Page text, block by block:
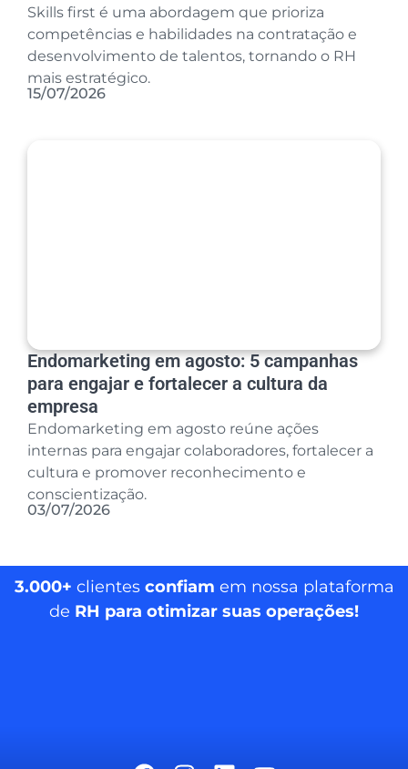
Skills First: Guia prático para contratar e
desenvolver talentos
Skills first é uma abordagem que prioriza
competências e habilidades na contratação e
desenvolvimento de talentos, tornando o RH
Endomarketing em agosto: 5 campanhas
para engajar e fortalecer a cultura da
empresa
Endomarketing em agosto reúne ações
internas para engajar colaboradores, fortalecer a
cultura e promover reconhecimento e